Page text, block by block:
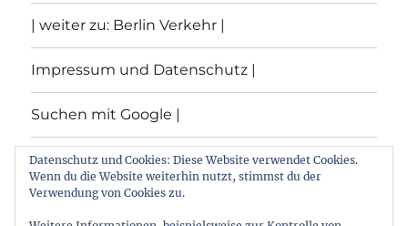
| weiter zu: Berlin Verkehr |
Impressum und Datenschutz |
Suchen mit Google |
Themen
Datenschutz und Cookies: Diese Website verwendet Cookies.
Wenn du die Website weiterhin nutzt, stimmst du der
Verwendung von Cookies zu.